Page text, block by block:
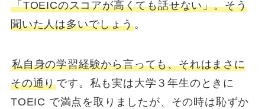
「TOEICのスコアが高くても話せない」。そう
聞いた人は多いでしょう。
私自身の学習経験から言っても、それはまさに
その通りです。私も実は大学３年生のときに
TOEIC で満点を取りましたが、その時は恥ずか